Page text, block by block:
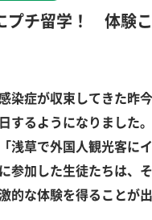
プチ留学！ 体験
染症が収束してきた昨今
するようになりました。
「浅草で外国人観光客に
に参加した生徒たちは、
的な体験を得ることが